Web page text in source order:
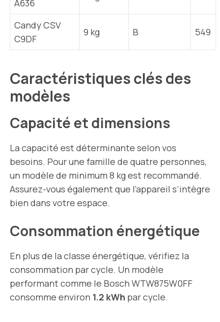
A636
Candy CSV
C9DF
9 kg B 549
Caractéristiques clés des
modèles
Capacité et dimensions
La capacité est déterminante selon vos
besoins. Pour une famille de quatre personnes,
un modèle de minimum 8 kg est recommandé.
Assurez-vous également que l’appareil s’intègre
bien dans votre espace.
Consommation énergétique
En plus de la classe énergétique, vérifiez la
consommation par cycle. Un modèle
performant comme le Bosch WTW875W0FF
consomme environ 1.2 kWh par cycle.